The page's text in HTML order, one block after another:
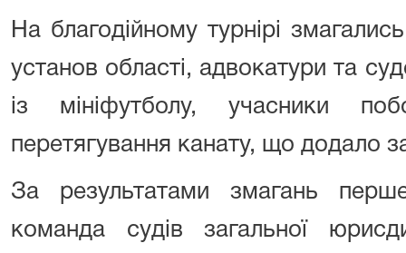
На благодійному турнірі
установ області, адвокатури та
із мініфутболу, учасники
перетягування канату, що додало
За результатами змагань
команда судів загальної